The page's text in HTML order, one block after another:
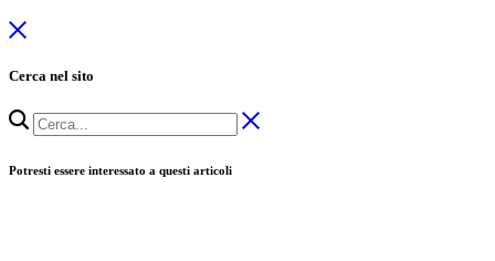
Cerca nel sito
Potresti essere interessato a questi articoli